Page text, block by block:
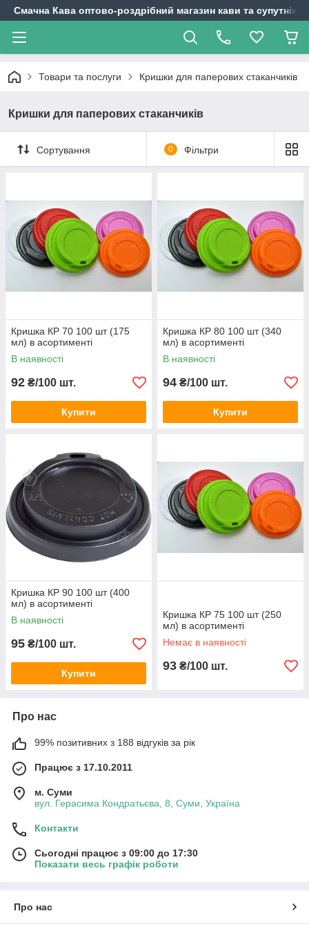
Смачна Кава оптово-роздрібний магазин кави та супутніх
Товари та послуги Кришки для паперових стаканчиків
Кришки для паперових стаканчиків
Сортування 0 Фільтри
Кришка КР 70 100 шт (175
мл) в асортименті
В наявності
92 ₴/100 шт.
Купити
Кришка КР 80 100 шт (340
мл) в асортименті
В наявності
94 ₴/100 шт.
Купити
Кришка КР 90 100 шт (400
мл) в асортименті
В наявності
95 ₴/100 шт.
Купити
Кришка КР 75 100 шт (250
мл) в асортименті
Немає в наявності
93 ₴/100 шт.
Про нас
99% позитивних з 188 відгуків за рік
Працює з 17.10.2011
м. Суми
вул. Герасима Кондратьєва, 8, Суми, Україна
Контакти
Сьогодні працює з 09:00 до 17:30
Показати весь графік роботи
Про нас